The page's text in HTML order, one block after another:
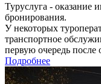
Туруслуга - оказание
бронирования.
У некоторых
транспортное
первую очередь после
Подробнее